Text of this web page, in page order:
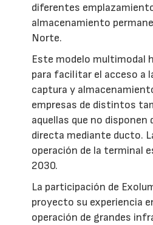
diferentes
almacenamiento
Norte.
Este modelo multimodal
para facilitar el acceso a
captura y
empresas de distintos
aquellas que no disponen
directa mediante ducto.
operación de la terminal
2030.
La participación de
proyecto su experiencia
operación de grandes